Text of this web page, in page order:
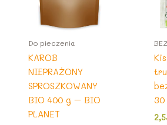
Do pieczenia
KAROB
NIEPRAŻONY
SPROSZKOWANY
BIO 400 g – BIO
PLANET
30